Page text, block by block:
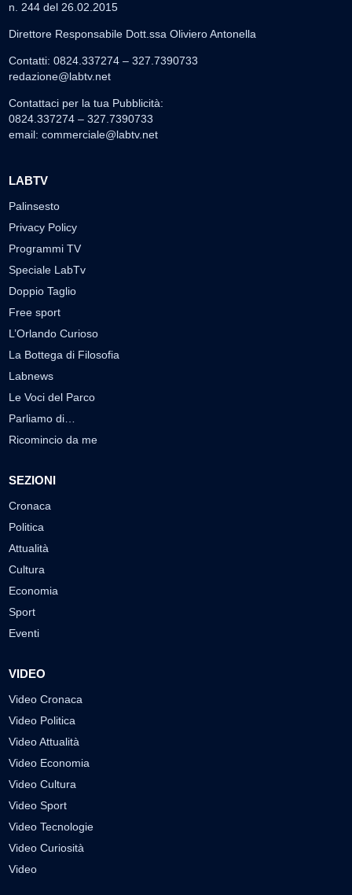
n. 244 del 26.02.2015
Direttore Responsabile Dott.ssa Oliviero Antonella
Contatti: 0824.337274 – 327.7390733
redazione@labtv.net
Contattaci per la tua Pubblicità:
0824.337274 – 327.7390733
email: commerciale@labtv.net
LABTV
Palinsesto
Privacy Policy
Programmi TV
Speciale LabTv
Doppio Taglio
Free sport
L’Orlando Curioso
La Bottega di Filosofia
Labnews
Le Voci del Parco
Parliamo di…
Ricomincio da me
SEZIONI
Cronaca
Politica
Attualità
Cultura
Economia
Sport
Eventi
VIDEO
Video Cronaca
Video Politica
Video Attualità
Video Economia
Video Cultura
Video Sport
Video Tecnologie
Video Curiosità
Video